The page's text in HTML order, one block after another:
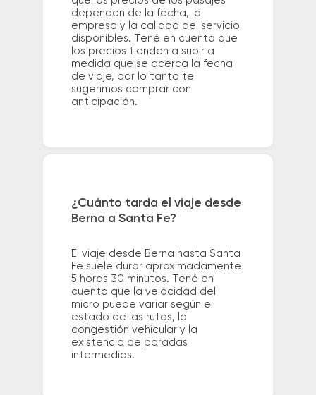
dependen de la fecha, la
empresa y la calidad del servicio
disponibles. Tené en cuenta que
los precios tienden a subir a
medida que se acerca la fecha
de viaje, por lo tanto te
sugerimos comprar con
anticipación.
¿Cuánto tarda el viaje desde
Berna a Santa Fe?
El viaje desde Berna hasta Santa
Fe suele durar aproximadamente
5 horas 30 minutos. Tené en
cuenta que la velocidad del
micro puede variar según el
estado de las rutas, la
congestión vehicular y la
existencia de paradas
intermedias.